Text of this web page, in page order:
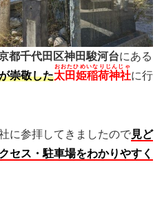
都千代田区神田駿河台にある
崇敬した太田姫稲荷神社
おおたひめいなりじんじゃ
に行
に参拝してきましたので見ど
セス・駐車場をわかりやすく